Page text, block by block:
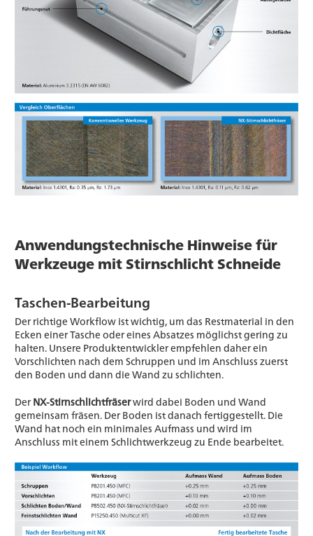
Anwendungstechnische Hinweise für
Werkzeuge mit Stirnschlicht Schneide
Taschen-Bearbeitung
Der richtige Workflow ist wichtig, um das Restmaterial in den
Ecken einer Tasche oder eines Absatzes möglichst gering zu
halten. Unsere Produktentwickler empfehlen daher ein
Vorschlichten nach dem Schruppen und im Anschluss zuerst
den Boden und dann die Wand zu schlichten.
DerNX-Stirnschlichtfräserwird dabei Boden und Wand
gemeinsam fräsen. Der Boden ist danach fertiggestellt. Die
Wand hat noch ein minimales Aufmass und wird im
Anschluss mit einem Schlichtwerkzeug zu Ende bearbeitet.